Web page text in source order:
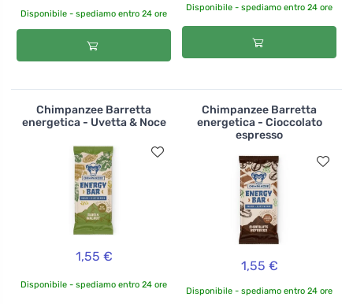
Disponibile - spediamo entro 24 ore
Disponibile - spediamo entro 24 ore
Chimpanzee Barretta
energetica - Uvetta & Noce
1,55 €
Disponibile - spediamo entro 24 ore
Chimpanzee Barretta
energetica - Cioccolato
espresso
1,55 €
Disponibile - spediamo entro 24 ore